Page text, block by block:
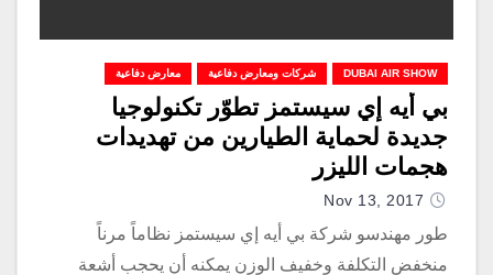
DUBAI AIR SHOW شركات ومعارض دفاعية معارض دفاعية
بي أيه إي سيستمز تطوّر تكنولوجيا
جديدة لحماية الطيارين من تهديدات
هجمات الليزر
Nov 13, 2017
طور مهندسو شركة بي أيه إي سيستمز نظاماً مرناً
منخفض التكلفة وخفيف الوزن يمكنه أن يحجب أشعة